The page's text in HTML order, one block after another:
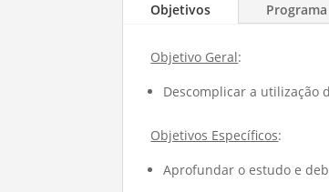
Objetivos Programa
Objetivo Geral:
Descomplicar a utilização
Objetivos Específicos:
Aprofundar o estudo e